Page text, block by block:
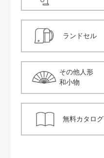
ランドセル
その他人形
和小物
無料カタログ